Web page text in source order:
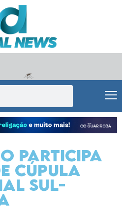
participa
Cúpula
Sul-